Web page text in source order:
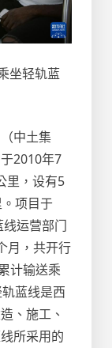
坐轻轨蓝
中土集
2010年7
里，设有5
。项目于
运营部门
月，共开行
计输送乘
蓝线是西
、施工、
所采用的